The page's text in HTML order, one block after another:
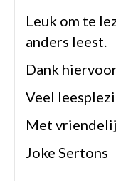
Leuk om te
anders leest.
Dank
Veel
Met
Joke Sertons